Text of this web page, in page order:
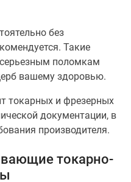
без
Такие
поломкам
вашему здоровью.
токарных и фрезерных
документации, в
производителя.
токарно-